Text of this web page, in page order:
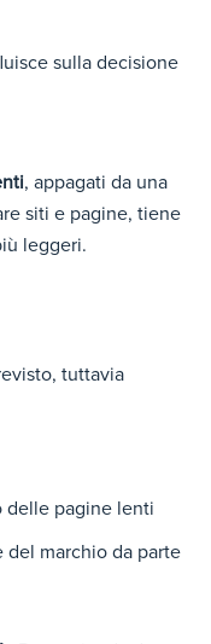
sulla decisione
, appagati da una
siti e pagine, tiene
leggeri.
tuttavia
delle pagine lenti
del marchio da parte